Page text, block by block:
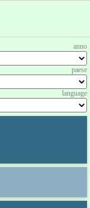
anno
paese
language